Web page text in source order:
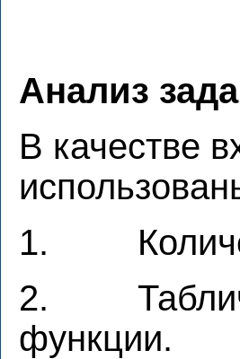
Анализ
В качестве
1.
2.
функции.